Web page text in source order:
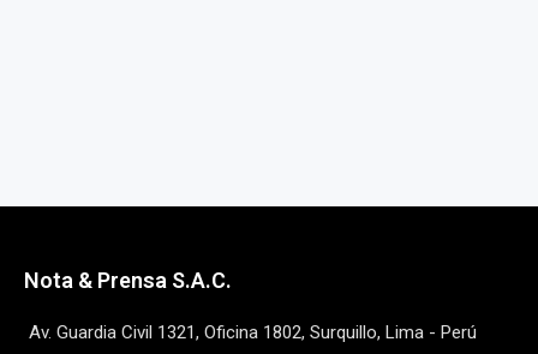
Nota & Prensa S.A.C.
Av. Guardia Civil 1321, Oficina 1802, Surquillo, Lima - Perú